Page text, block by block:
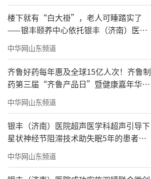
楼下就有“白大褂”，老人可睡踏实了
——银丰颐养中心依托银丰（济南）医
院，守护长者幸福晚年
中华网山东频道
齐鲁好药每年惠及全球15亿人次！齐鲁制
药第三届“齐鲁产品日”暨健康嘉年华活
动昨日在济南启幕
中华网山东频道
银丰（济南）医院超声医学科超声引导下
星状神经节阻滞技术助失眠5年的患者重
获整夜酣睡
中华网山东频道